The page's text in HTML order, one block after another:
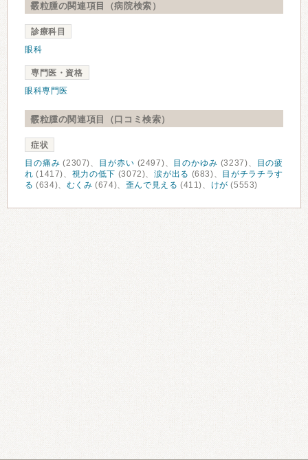
霰粒腫の関連項目（病院検索）
診療科目
眼科
専門医・資格
眼科専門医
霰粒腫の関連項目（口コミ検索）
症状
目の痛み (2307)、 目が赤い (2497)、 目のかゆみ (3237)、
目の疲
れ (1417)、 視力の低下 (3072)、涙が出る (683)、
目がチラチラす
る (634)、 むくみ (674)、 歪んで見える (411)、 けが (5553)